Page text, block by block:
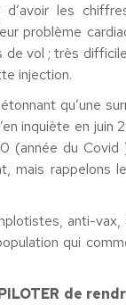
les
problème
vol ; très
injection.
qu’une
inquiète en juin
(année du
mais rappelons
anti-vax,
qui
de